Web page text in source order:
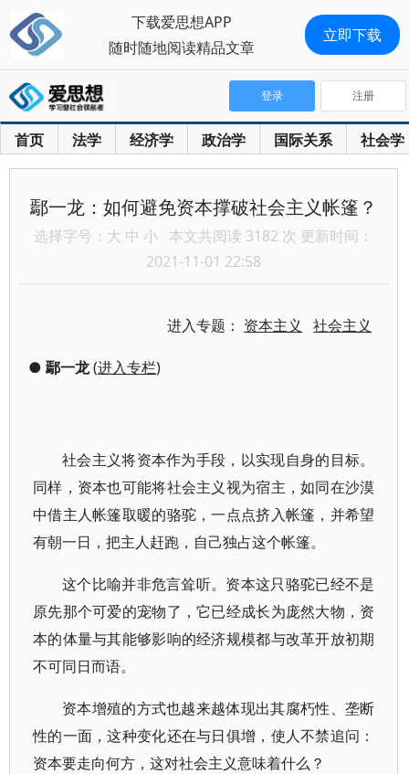
首页 法学 经济学 政治学 国际关系 社会学
登录 注册
鄢一龙：如何避免资本撑破社会主义帐篷？
选择字号： 大 中 小 本文共阅读 3182 次 更新时间：
2021-11-01 22:58
进入专题： 资本主义 社会主义
● 鄢一龙(进入专栏)
社会主义将资本作为手段，以实现自身的目标。
同样，资本也可能将社会主义视为宿主，如同在沙漠
中借主人帐篷取暖的骆驼，一点点挤入帐篷，并希望
有朝一日，把主人赶跑，自己独占这个帐篷。
这个比喻并非危言耸听。资本这只骆驼已经不是
原先那个可爱的宠物了，它已经成长为庞然大物，资
本的体量与其能够影响的经济规模都与改革开放初期
不可同日而语。
资本增殖的方式也越来越体现出其腐朽性、垄断
性的一面，这种变化还在与日俱增，使人不禁追问：
资本要走向何方，这对社会主义意味着什么？
下载爱思想APP
随时随地阅读精品文章
立即下载